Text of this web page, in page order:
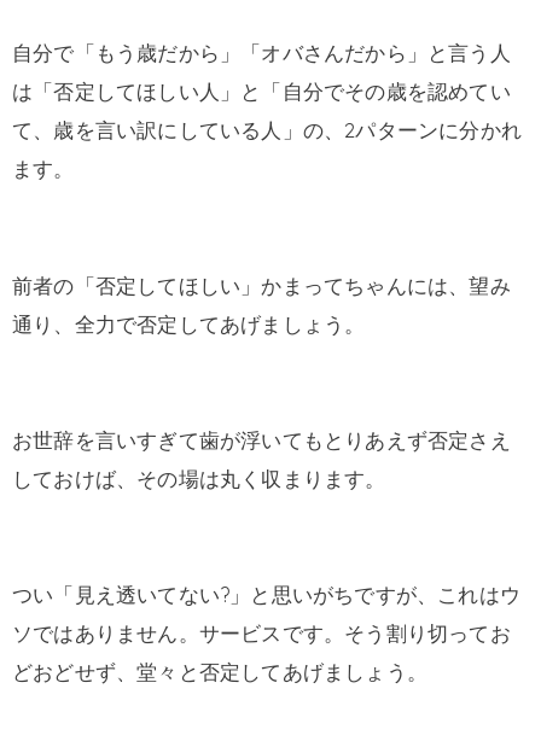
自分で「もう歳だから」「オバさんだから」と言う人
は「否定してほしい人」と「自分でその歳を認めてい
て、歳を言い訳にしている人」の、2パターンに分かれ
ます。
前者の「否定してほしい」かまってちゃんには、望み
通り、全力で否定してあげましょう。
お世辞を言いすぎて歯が浮いてもとりあえず否定さえ
しておけば、その場は丸く収まります。
つい「見え透いてない?」と思いがちですが、これはウ
ソではありません。サービスです。そう割り切ってお
どおどせず、堂々と否定してあげましょう。